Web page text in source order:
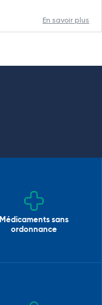
En savoir plus
Médicaments sans
ordonnance